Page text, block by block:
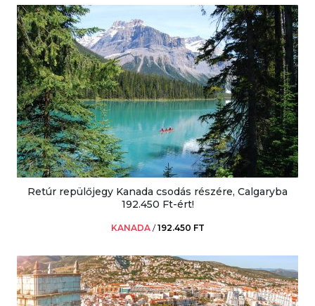
Retúr repülőjegy Kanada csodás részére, Calgaryba
192.450 Ft-ért!
KANADA /192.450 FT